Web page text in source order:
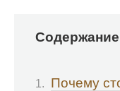
Содержание
Почему